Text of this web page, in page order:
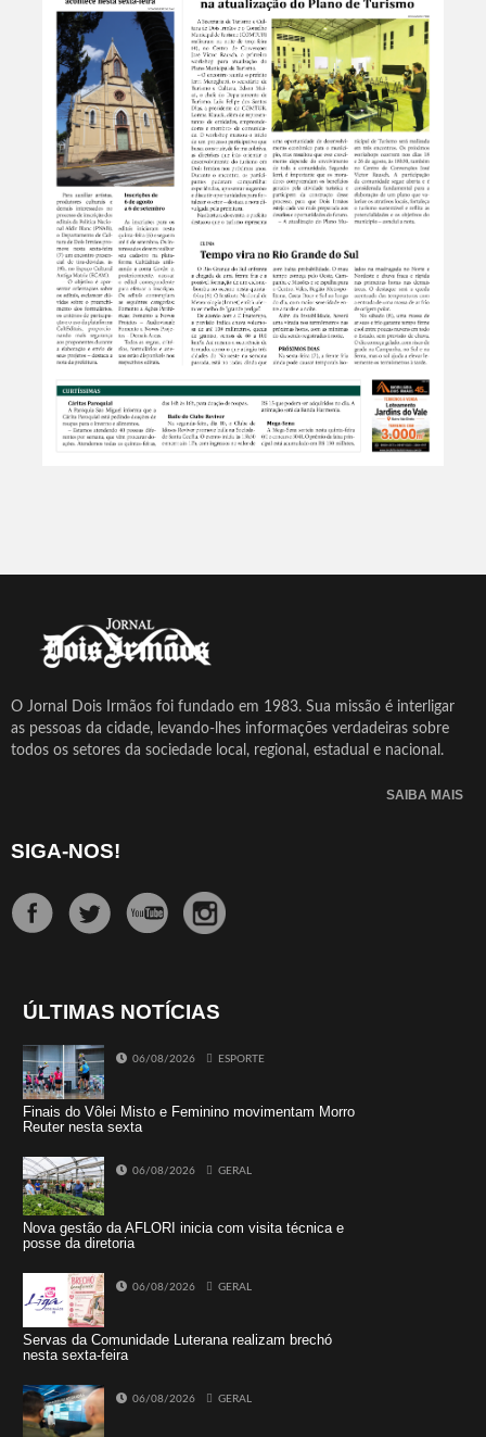
O Jornal Dois Irmãos foi fundado em 1983. Sua missão é interligar
as pessoas da cidade, levando-lhes informações verdadeiras sobre
todos os setores da sociedade local, regional, estadual e nacional.
SAIBA MAIS
SIGA-NOS!
ÚLTIMAS NOTÍCIAS
06/08/2026 ESPORTE
Finais do Vôlei Misto e Feminino movimentam Morro
Reuter nesta sexta
06/08/2026 GERAL
Nova gestão da AFLORI inicia com visita técnica e
posse da diretoria
06/08/2026 GERAL
Servas da Comunidade Luterana realizam brechó
nesta sexta-feira
06/08/2026 GERAL